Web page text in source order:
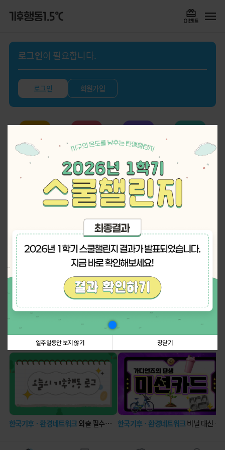
일주일동안 보지 않기 창닫기
로그인이 필요합니다.
로그인 회원가입
스쿨챌린지 실천기록 퀴즈
나의 활동 스탬프
탄소중립에 관한 정보꿀팁! 더보기
한국기후ㆍ환경네트워크외출 필수템 장바구니 한국기후ㆍ환경네트워크비닐 대신 장바구니